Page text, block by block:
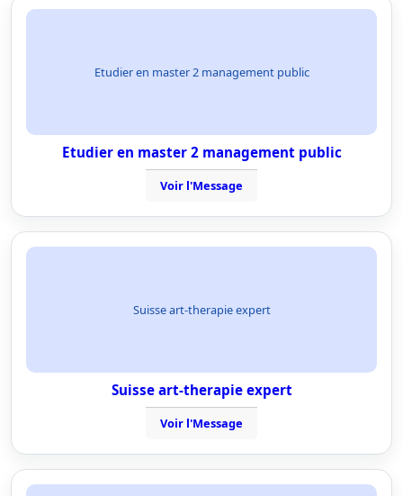
Etudier en master 2 management public
Etudier en master 2 management public
Voir l'Message
Suisse art-therapie expert
Suisse art-therapie expert
Voir l'Message